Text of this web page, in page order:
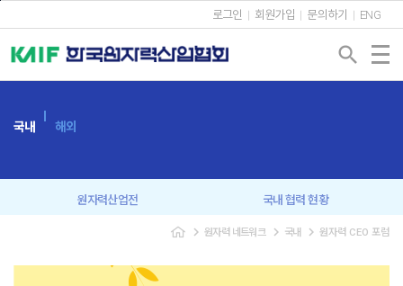
로그인 회원가입 문의하기 ENG
search
국내 해외
원자력산업전 국내 협력 현황
navigate_next 원자력 네트워크 navigate_next 국내 navigate_next 원자력 CEO 포럼